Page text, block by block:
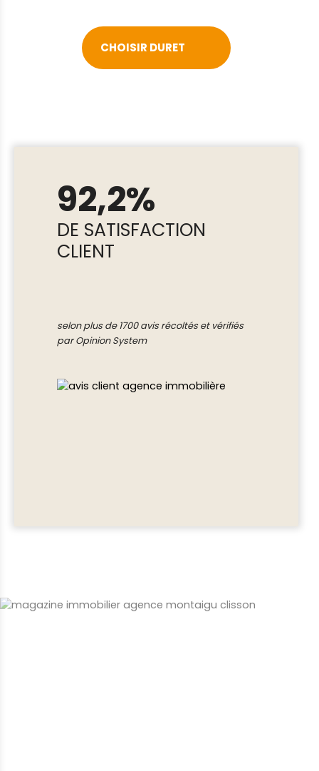
CHOISIR DURET
92,2%
DE SATISFACTION
CLIENT
selon plus de 1700 avis récoltés et vérifiés
par Opinion System